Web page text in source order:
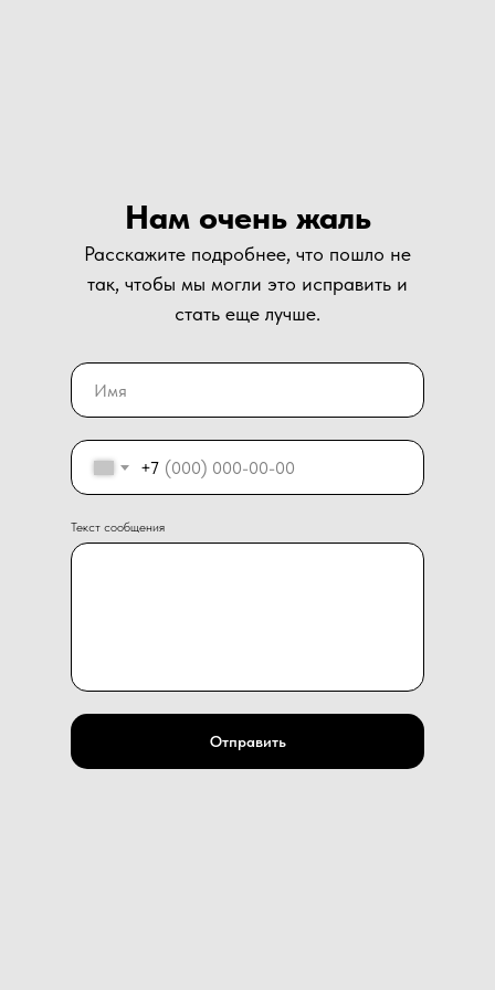
Расскажите подробнее, что пошло не
так, чтобы мы могли это исправить и
стать еще лучше.
Нам очень жаль
+7
Текст сообщения
Отправить